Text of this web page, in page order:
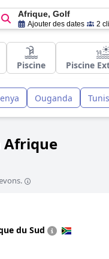
Afrique, Golf
Ajouter des dates 2
Piscine Piscine
Ouganda
Afrique
du Sud